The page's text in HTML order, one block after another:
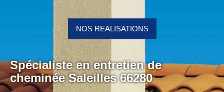
Spécialiste en entretien de
cheminée Saleilles 66280
NOS REALISATIONS